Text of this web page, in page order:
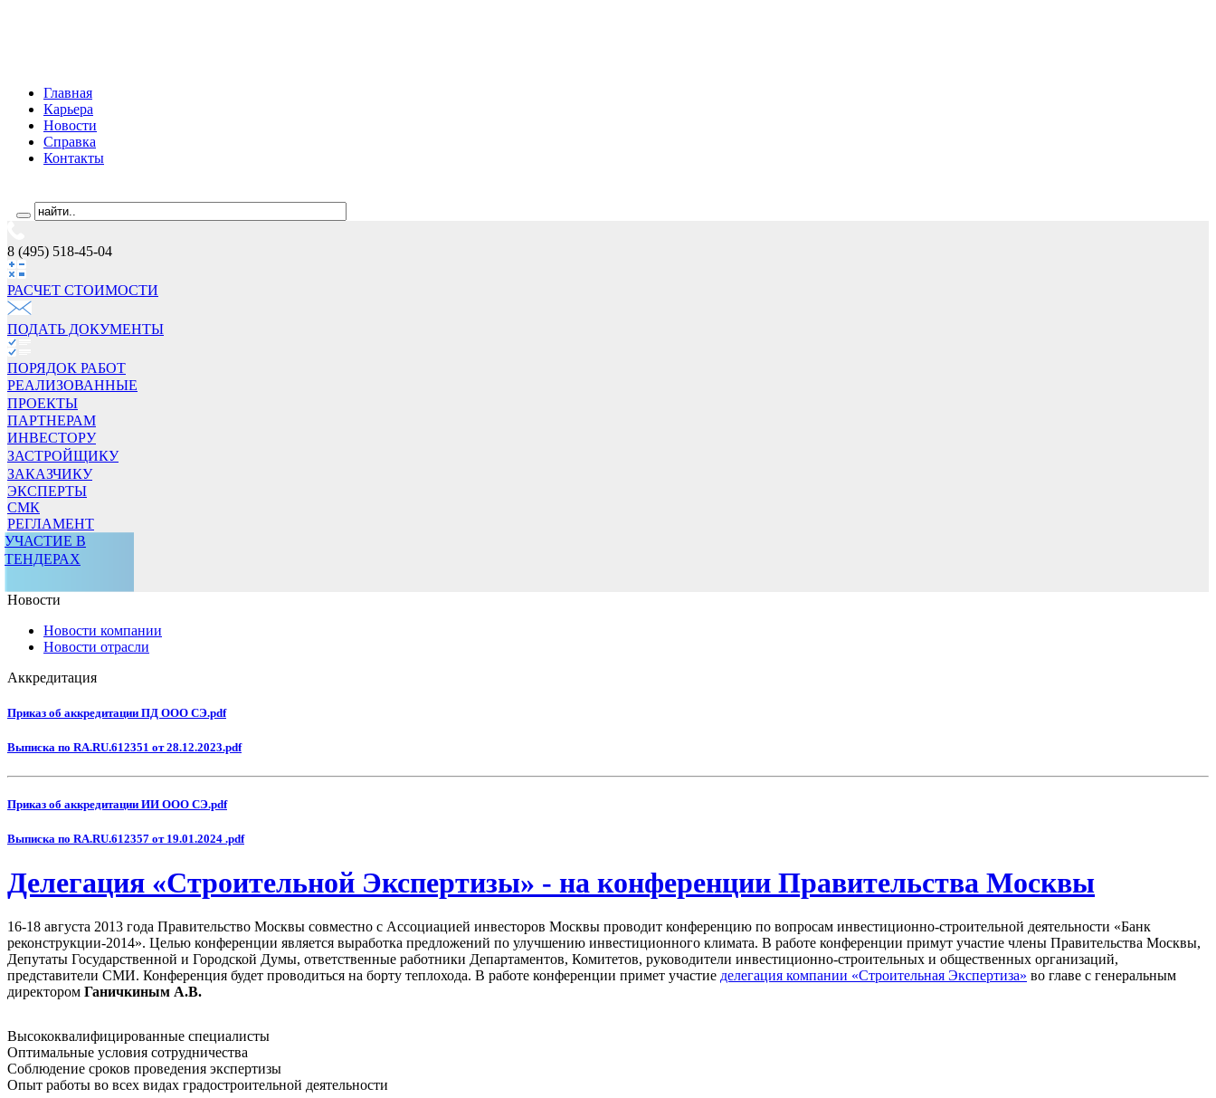
Главная
Карьера
Новости
Справка
Контакты
8 (495) 518-45-04
РАСЧЕТ СТОИМОCТИ
ПОДАТЬ ДОКУМЕНТЫ
ПОРЯДОК РАБОТ
РЕАЛИЗОВАННЫЕ
ПРОЕКТЫ
ПАРТНЕРАМ
ИНВЕСТОРУ
ЗАСТРОЙЩИКУ
ЗАКАЗЧИКУ
ЭКСПЕРТЫ
СМК
РЕГЛАМЕНТ
УЧАСТИЕ В
ТЕНДЕРАХ
Новости
Новости компании
Новости отрасли
Аккредитация
Приказ об аккредитации ПД ООО СЭ.pdf
Выписка по RA.RU.612351 от 28.12.2023.pdf
Приказ об аккредитации ИИ ООО СЭ.pdf
Выписка по RA.RU.612357 от 19.01.2024 .pdf
Делегация «Строительной Экспертизы» - на конференции Правительства Москвы
16-18 августа 2013 года Правительство Москвы совместно с Ассоциацией инвесторов Москвы проводит конференцию по вопросам инвестиционно-строительной деятельности «Банк
реконструкции-2014». Целью конференции является выработка предложений по улучшению инвестиционного климата. В работе конференции примут участие члены Правительства Москвы,
Депутаты Государственной и Городской Думы, ответственные работники Департаментов, Комитетов, руководители инвестиционно-строительных и общественных организаций,
представители СМИ. Конференция будет проводиться на борту теплохода. В работе конференции примет участие делегация компании «Строительная Экспертиза» во главе с генеральным
директором Ганичкиным А.В.
Высококвалифицированные специалисты
Оптимальные условия сотрудничества
Соблюдение сроков проведения экспертизы
Опыт работы во всех видах градостроительной деятельности